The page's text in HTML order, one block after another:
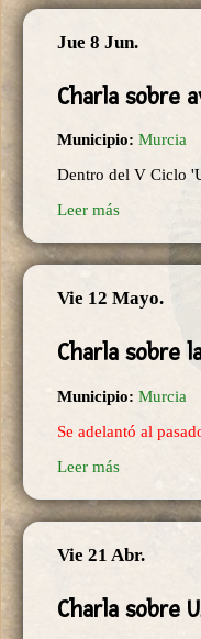
Jue 8 Jun.
Charla sobre
Municipio: Murcia
Dentro del V Ciclo
Leer más
Vie 12 Mayo.
Charla sobre
Municipio: Murcia
Se adelantó al
Leer más
Vie 21 Abr.
Charla sobre